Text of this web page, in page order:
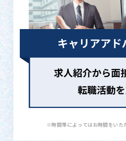
※時間帯によってはお時間をいた